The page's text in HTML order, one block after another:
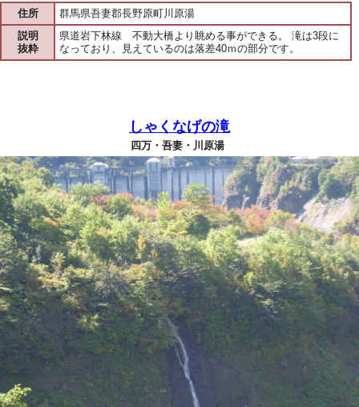
住所
群馬県吾妻郡長野原町川原湯
説明
抜粋
県道岩下林線 不動大橋より眺める事ができる。 滝は3段に
なっており、見えているのは落差40ｍの部分です。
しゃくなげの滝
四万・吾妻・川原湯